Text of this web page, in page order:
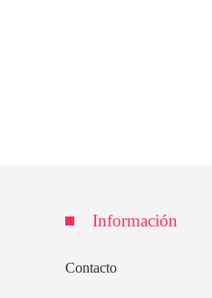
Información
Contacto